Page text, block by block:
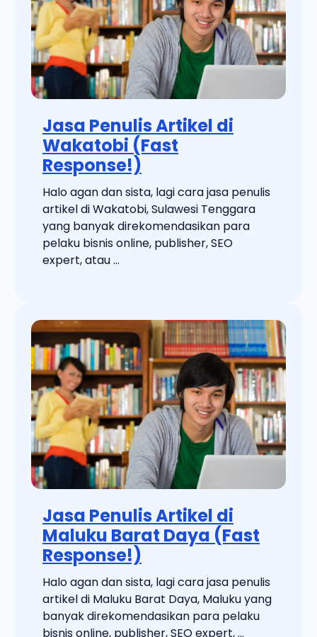
Jasa Penulis Artikel di
Wakatobi (Fast
Response!)
Halo agan dan sista, lagi cara jasa penulis
artikel di Wakatobi, Sulawesi Tenggara
yang banyak direkomendasikan para
pelaku bisnis online, publisher, SEO
expert, atau ...
Jasa Penulis Artikel di
Maluku Barat Daya (Fast
Response!)
Halo agan dan sista, lagi cara jasa penulis
artikel di Maluku Barat Daya, Maluku yang
banyak direkomendasikan para pelaku
bisnis online, publisher, SEO expert, ...